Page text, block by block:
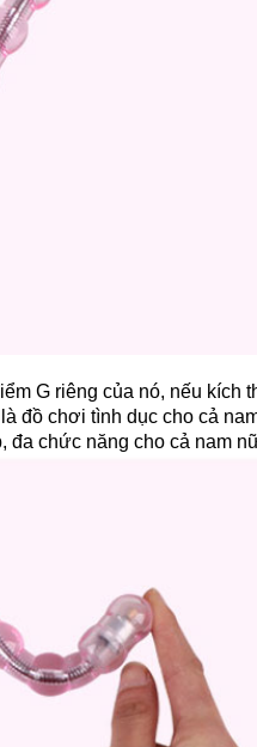
G riêng của nó, nếu kích
đồ chơi tình dục cho cả
đa chức năng cho cả nam